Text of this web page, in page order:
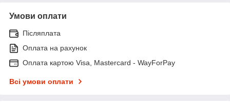
Умови оплати
Післяплата
Оплата на рахунок
Оплата картою Visa, Mastercard - WayForPay
Всі умови оплати